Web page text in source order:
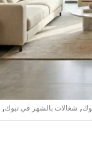
, شغالات بالشهر في تبوك,